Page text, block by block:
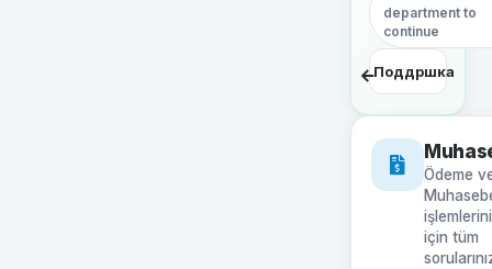
department to
continue
Поддршка
Ödeme
için tüm